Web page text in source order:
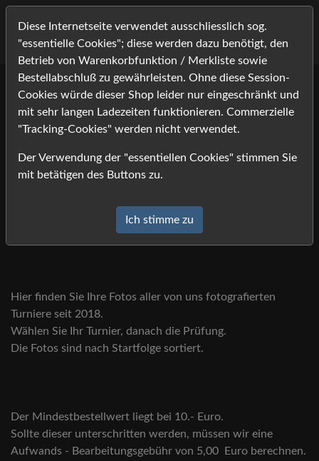
Hier finden Sie Ihre Fotos aller von uns fotografierten
Turniere seit 2018.
Wählen Sie Ihr Turnier, danach die Prüfung.
Die Fotos sind nach Startfolge sortiert.
Der Mindestbestellwert liegt bei 10.- Euro.
Sollte dieser unterschritten werden, müssen wir eine
Aufwands - Bearbeitungsgebühr von 5,00 Euro berechnen.
Diese Internetseite verwendet ausschliesslich sog.
"essentielle Cookies"; diese werden dazu benötigt, den
Betrieb von Warenkorbfunktion / Merkliste sowie
Bestellabschluß zu gewährleisten. Ohne diese Session-
Cookies würde dieser Shop leider nur eingeschränkt und
mit sehr langen Ladezeiten funktionieren. Commerzielle
"Tracking-Cookies" werden nicht verwendet.
Der Verwendung der "essentiellen Cookies" stimmen Sie
mit betätigen des Buttons zu.
Ich stimme zu